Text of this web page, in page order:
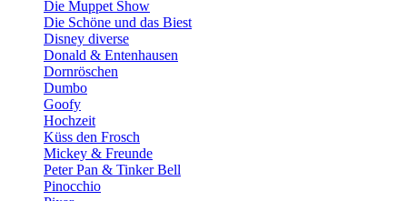
Die Muppet Show
Die Schöne und das Biest
Disney diverse
Donald & Entenhausen
Dornröschen
Dumbo
Goofy
Hochzeit
Küss den Frosch
Mickey & Freunde
Peter Pan & Tinker Bell
Pinocchio